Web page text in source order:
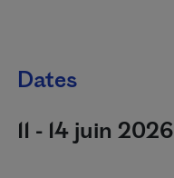
Dates
11 - 14 juin 2026